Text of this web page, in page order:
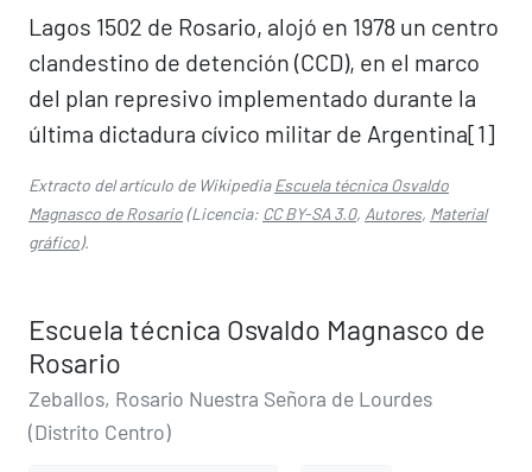
Lagos 1502 de Rosario, alojó en 1978 un centro
clandestino de detención (CCD), en el marco
del plan represivo implementado durante la
última dictadura cívico militar de Argentina[1]​
Extracto del artículo de WikipediaEscuela técnica Osvaldo
Magnasco de Rosario(Licencia: CC BY-SA 3.0, Autores, Material
gráfico).
Escuela técnica Osvaldo Magnasco de
Rosario
Zeballos, Rosario Nuestra Señora de Lourdes
(Distrito Centro)